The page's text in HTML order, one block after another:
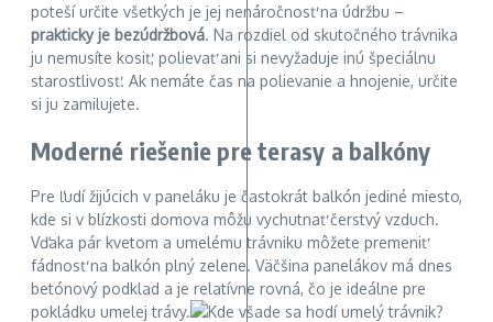
poteší určite všetkých je jej nenáročnosť na údržbu –
prakticky je bezúdržbová. Na rozdiel od skutočného trávnika
ju nemusíte kosiť, polievať ani si nevyžaduje inú špeciálnu
starostlivosť. Ak nemáte čas na polievanie a hnojenie, určite
si ju zamilujete.
Moderné riešenie pre terasy a balkóny
Pre ľudí žijúcich v paneláku je častokrát balkón jediné miesto,
kde si v blízkosti domova môžu vychutnať čerstvý vzduch.
Vďaka pár kvetom a umelému trávniku môžete premeniť
fádnosť na balkón plný zelene. Väčšina panelákov má dnes
betónový podklad a je relatívne rovná, čo je ideálne pre
pokládku umelej trávy.